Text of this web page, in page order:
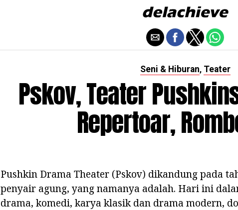
Seni & Hiburan, Teater
Pskov, Teater
Repertoar,
Pushkin Drama Theater (Pskov) dikandung pada
penyair agung, yang namanya adalah. Hari ini
drama, komedi, karya klasik dan drama modern,